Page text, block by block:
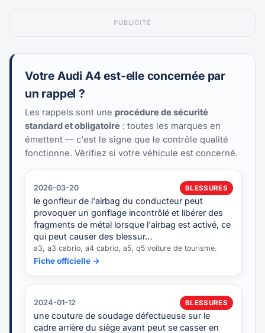
PUBLICITÉ
Votre Audi A4 est-elle concernée par
un rappel ?
Les rappels sont une procédure de sécurité
standard et obligatoire : toutes les marques en
émettent — c'est le signe que le contrôle qualité
fonctionne. Vérifiez si votre véhicule est concerné.
2026-03-20 BLESSURES
le gonfleur de l'airbag du conducteur peut
provoquer un gonflage incontrôlé et libérer des
fragments de métal lorsque l'airbag est activé, ce
qui peut causer des blessur…
a3, a3 cabrio, a4 cabrio, a5, q5 voiture de tourisme.
Fiche officielle →
2024-01-12 BLESSURES
une couture de soudage défectueuse sur le
cadre arrière du siège avant peut se casser en